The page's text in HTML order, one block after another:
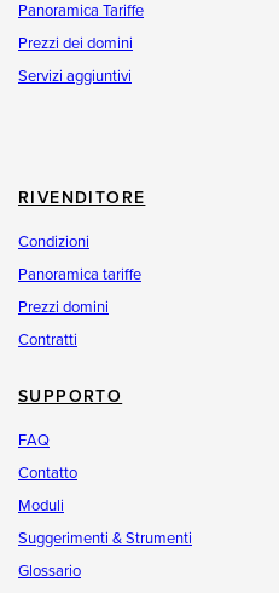
Panoramica Tariffe
Prezzi dei domini
Servizi aggiuntivi
RIVENDITORE
Condizioni
Panoramica tariffe
Prezzi domini
Contratti
SUPPORTO
FAQ
Contatto
Moduli
Suggerimenti & Strumenti
Glossario